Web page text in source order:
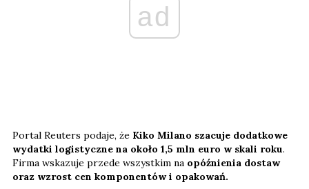
ad
Portal Reuters podaje, że Kiko Milano szacuje dodatkowe
wydatki logistyczne na około 1,5 mln euro w skali roku.
Firma wskazuje przede wszystkim na opóźnienia dostaw
oraz wzrost cen komponentów i opakowań.